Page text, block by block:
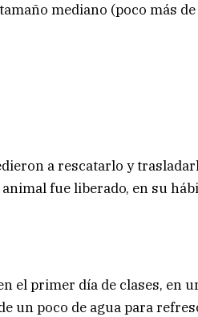
mediano (poco más
a rescatarlo y
fue liberado, en su
el primer día de clases, en
un poco de agua para